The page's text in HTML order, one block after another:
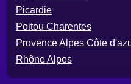
Picardie
Poitou Charentes
Provence Alpes Côte
Rhône Alpes